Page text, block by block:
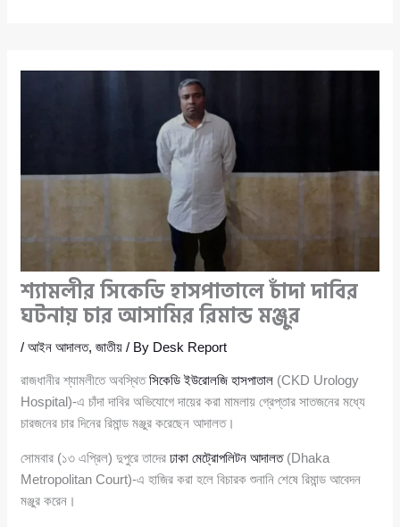
শ্যামলীর সিকেডি হাসপাতালে চাঁদা দাবির
ঘটনায় চার আসামির রিমান্ড মঞ্জুর
/আইন আদালত,জাতীয় / By Desk Report
রাজধানীর শ্যামলীতে অবস্থিতসিকেডি ইউরোলজি হাসপাতাল (CKD Urology
Hospital)-এ চাঁদা দাবির অভিযোগে দায়ের করা মামলায় গ্রেপ্তার সাতজনের মধ্যে
চারজনের চার দিনের রিমান্ড মঞ্জুর করেছেন আদালত।
সোমবার (১৩ এপ্রিল) দুপুরে তাদেরঢাকা মেট্রোপলিটন আদালত(Dhaka
Metropolitan Court)-এ হাজির করা হলে বিচারক শুনানি শেষে রিমান্ড আবেদন
মঞ্জুর করেন।